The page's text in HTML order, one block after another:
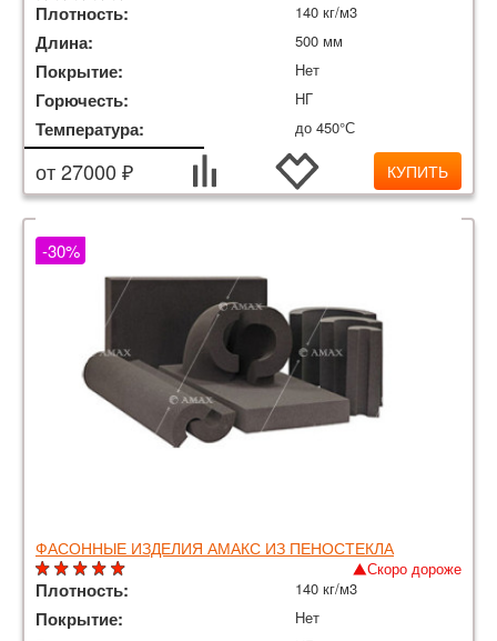
Плотность: 140 кг/м3
Длина: 500 мм
Покрытие: Нет
Горючесть: НГ
Температура: до 450°С
от 27000 ₽ КУПИТЬ
ФАСОННЫЕ ИЗДЕЛИЯ АМАКС ИЗ ПЕНОСТЕКЛА
-30%
Скоро дороже
Плотность: 140 кг/м3
Покрытие: Нет